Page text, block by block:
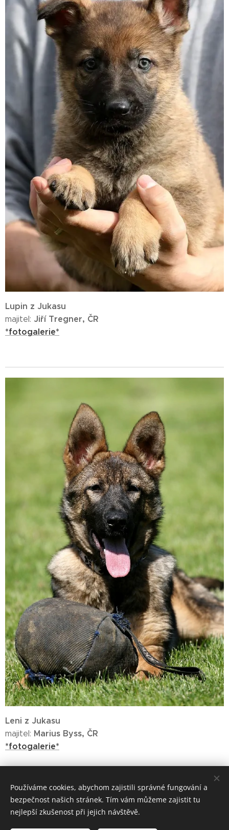
Lupin z Jukasu
majitel: Jiří Tregner, ČR
*fotogalerie*
Leni z Jukasu
majitel: Marius Byss, ČR
*fotogalerie*
www.zjukasu.cz
Vytvořeno službouWebnode
Používáme cookies, abychom zajistili správné fungování a
bezpečnost našich stránek. Tím vám můžeme zajistit tu
nejlepší zkušenost při jejich návštěvě.